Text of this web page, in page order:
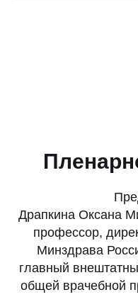
Драпкина Оксана
профессор,
Минздрава
главный
общей врачебной